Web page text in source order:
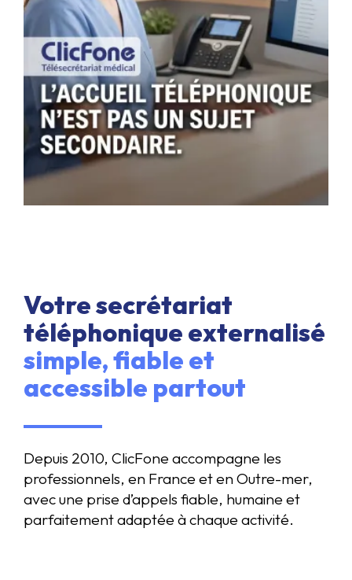
Votre secrétariat
téléphonique externalisé
simple, fiable et
accessible partout
Depuis 2010, ClicFone accompagne les
professionnels, en France et en Outre-mer,
avec une prise d’appels fiable, humaine et
parfaitement adaptée à chaque activité.